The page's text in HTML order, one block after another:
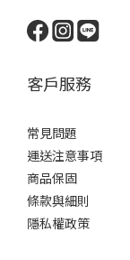
客戶服務
常見問題
運送注意事項
商品保固
條款與細則
隱私權政策